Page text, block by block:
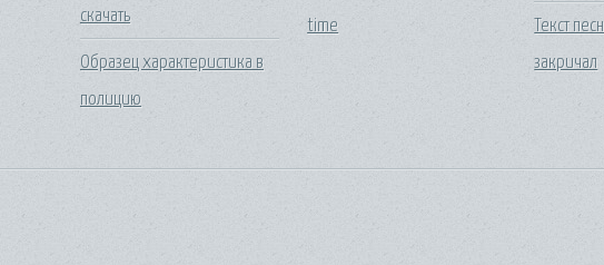
скачать
Образец характеристика в
полицию
time
Текст
закричал